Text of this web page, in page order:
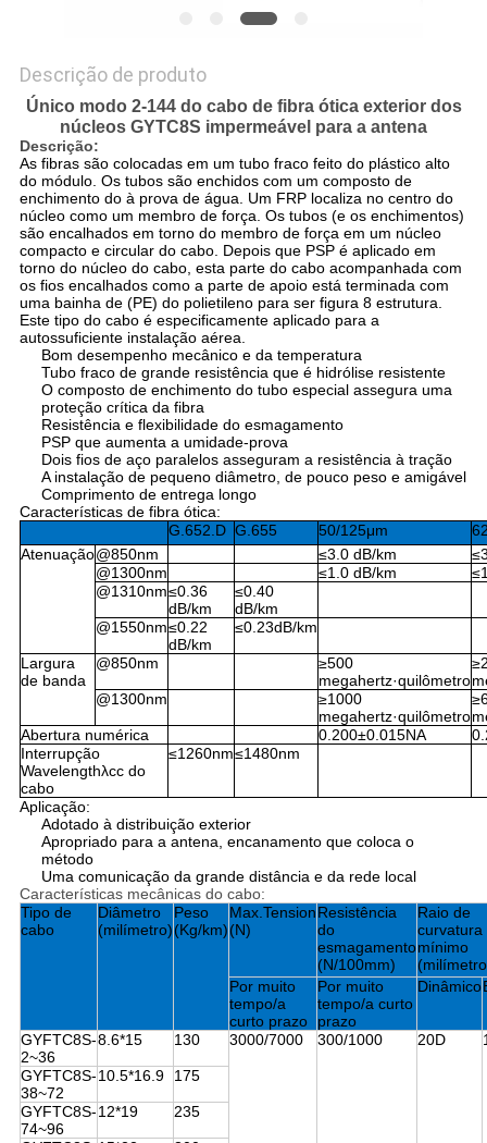
Descrição de produto
Único modo 2-144 do cabo de fibra ótica exterior dos
núcleos GYTC8S impermeável para a antena
Descrição:
As fibras são colocadas em um tubo fraco feito do plástico alto
do módulo. Os tubos são enchidos com um composto de
enchimento do à prova de água. Um FRP localiza no centro do
núcleo como um membro de força. Os tubos (e os enchimentos)
são encalhados em torno do membro de força em um núcleo
compacto e circular do cabo. Depois que PSP é aplicado em
torno do núcleo do cabo, esta parte do cabo acompanhada com
os fios encalhados como a parte de apoio está terminada com
uma bainha de (PE) do polietileno para ser figura 8 estrutura.
Este tipo do cabo é especificamente aplicado para a
autossuficiente instalação aérea.
Bom desempenho mecânico e da temperatura
Tubo fraco de grande resistência que é hidrólise resistente
O composto de enchimento do tubo especial assegura uma
proteção crítica da fibra
Resistência e flexibilidade do esmagamento
PSP que aumenta a umidade-prova
Dois fios de aço paralelos asseguram a resistência à tração
A instalação de pequeno diâmetro, de pouco peso e amigável
Comprimento de entrega longo
Características de fibra ótica:
G.652.D G.655 50/125μm
Atenuação@850nm ≤3.0 dB/km
@1300nm
≤1.0 dB/km
@1310nm≤0.36
dB/km
≤0.40
dB/km
@1550nm≤0.22
dB/km
≤0.23dB/km
Largura
de banda
@850nm
≥500
megahertz·quilômetro
@1300nm
≥1000
megahertz·quilômetro
Abertura numérica
0.200±0.015NA
Interrupção
Wavelengthλcc do
cabo
≤1260nm≤1480nm
Aplicação:
Adotado à distribuição exterior
Apropriado para a antena, encanamento que coloca o
método
Uma comunicação da grande distância e da rede local
Características mecânicas do cabo:
Tipo de
cabo
Diâmetro
(milímetro)
Peso
(Kg/km)
Max.Tension
(N)
Resistência
do
esmagamento
(N/100mm)
Raio de
curvatura
mínimo
Por muito
tempo/a
curto prazo
Por muito
tempo/a curto
prazo
Dinâmico
GYFTC8S-
2~36
8.6*15 130 3000/7000 300/1000 20D
GYFTC8S-
38~72
10.5*16.9 175
GYFTC8S-
74~96
12*19 235